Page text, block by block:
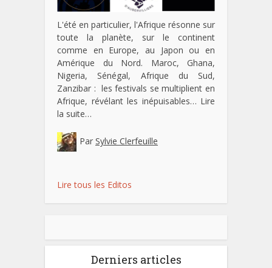
L'été en particulier, l'Afrique résonne sur
toute la planète, sur le continent
comme en Europe, au Japon ou en
Amérique du Nord. Maroc, Ghana,
Nigeria, Sénégal, Afrique du Sud,
Zanzibar : les festivals se multiplient en
Afrique, révélant les inépuisables… Lire
la suite…
Par Sylvie Clerfeuille
Lire tous les Editos
Derniers articles